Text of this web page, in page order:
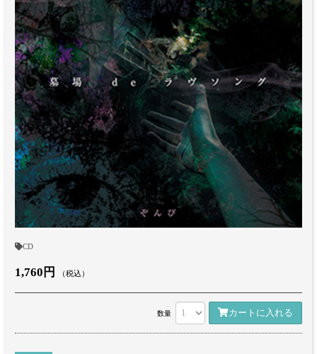
CD
1,760円 （税込）
数量 カートに入れる